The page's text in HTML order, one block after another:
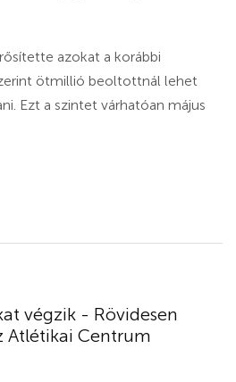
azokat a korábbi
ötmillió beoltottnál lehet
Ezt a szintet várhatóan május
végzik - Rövidesen
Atlétikai Centrum